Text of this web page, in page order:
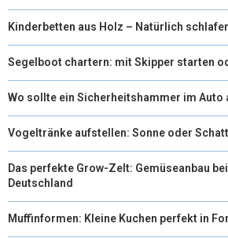
Kinderbetten aus Holz – Natürlich
Segelboot chartern: mit Skipper starten
Wo sollte ein Sicherheitshammer im Auto
Vogeltränke aufstellen: Sonne oder
Das perfekte Grow-Zelt: Gemüseanbau
Deutschland
Muffinformen: Kleine Kuchen perfekt in